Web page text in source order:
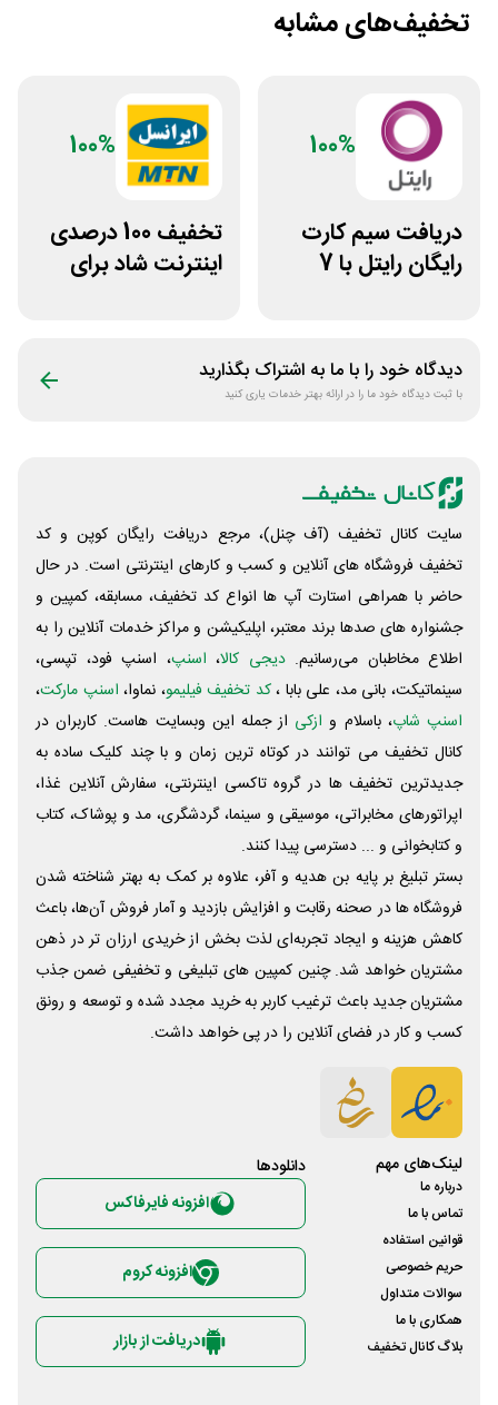
تخفیف‌های مشابه
100%
دریافت سیم کارت
رایگان رایتل با 7
100%
تخفیف 100 درصدی
اینترنت شاد برای
دیدگاه خود را با ما به اشتراک بگذارید
با ثبت دیدگاه خود ما را در ارائه بهتر خدمات یاری کنید
سایت کانال تخفیف (آف چنل)، مرجع دریافت رایگان کوپن و کد
تخفیف فروشگاه های آنلاین و کسب و‌ کارهای اینترنتی است. در حال
حاضر با همراهی استارت آپ ها انواع کد تخفیف، مسابقه، کمپین و
جشنواره های صدها برند معتبر، اپلیکیشن و مراکز خدمات آنلاین را به
اطلاع مخاطبان می‌رسانیم. دیجی کالا، اسنپ، اسنپ فود، تپسی،
سینماتیکت، بانی مد، علی‌ بابا ،کد تخفیف فیلیمو، نماوا، اسنپ مارکت،
اسنپ شاپ، باسلام و ازکی از جمله این وبسایت ‌هاست. کاربران در
کانال تخفیف می توانند در کوتاه ترین زمان و با چند کلیک ساده به
جدیدترین تخفیف ها در گروه تاکسی اینترنتی، سفارش آنلاین غذا،
اپراتورهای مخابراتی، موسیقی و سینما، گردشگری، مد و پوشاک، کتاب
و کتابخوانی و ... دسترسی پیدا کنند.
بستر تبلیغ بر پایه بن هدیه و آفر، علاوه بر کمک به بهتر شناخته شدن
فروشگاه ها در صحنه رقابت و افزایش بازدید و آمار فروش آن‌ها، باعث
کاهش هزینه و ایجاد تجربه‌ای لذت بخش از خریدی ارزان تر در ذهن
مشتریان خواهد شد. چنین کمپین های تبلیغی و تخفیفی ضمن جذب
مشتریان جدید باعث ترغیب کاربر به خرید مجدد شده و توسعه و رونق
کسب و کار در فضای آنلاین را در پی خواهد داشت.
لینک‌های مهم
درباره ما
تماس با ما
قوانین استفاده
حریم خصوصی
سوالات متداول
همکاری با ما
بلاگ کانال تخفیف
دانلود‌ها
افزونه فایرفاکس
افزونه کروم
دریافت از بازار